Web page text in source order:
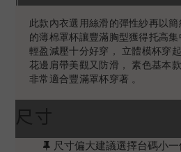
此款內衣選用絲滑的彈性紗再以
的薄棉罩杯讓豐滿胸型獲得托高
輕盈減壓十分好穿， 立體模杯穿
花邊肩帶美觀又防滑， 素色基本
非常適合豐滿罩杯穿著 。
尺寸
尺寸偏大建議選擇台碼小一